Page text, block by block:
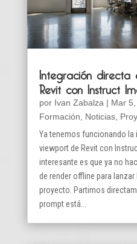
Integración
Revit con Instruct
por Ivan Zabalza | Mar
Formación
Noticias,
Ya tenemos funcionando la
viewport de Revit con
interesante es que ya no
de render offline para
proyecto. Partimos
prompt está...